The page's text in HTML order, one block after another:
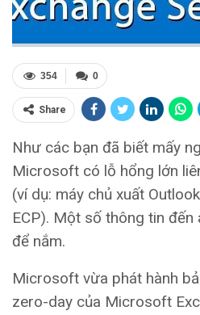
0
354
Share
Như các bạn đã biết mấy
Microsoft có lỗ hổng lớn
(ví dụ: máy chủ xuất
ECP). Một số thông tin
để nắm.
Microsoft vừa phát hành
zero-day của Microsoft